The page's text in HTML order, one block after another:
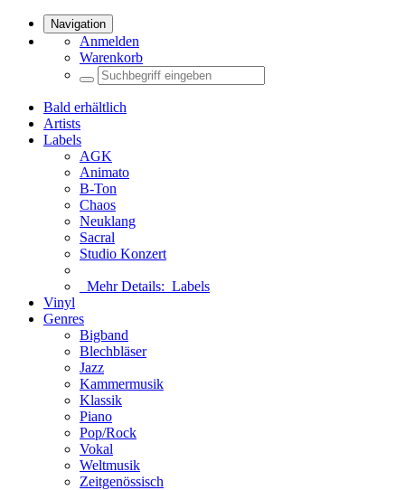
Navigation
Anmelden
Warenkorb
Bald erhältlich
Artists
Labels
AGK
Animato
B-Ton
Chaos
Neuklang
Sacral
Studio Konzert
Mehr Details: Labels
Vinyl
Genres
Bigband
Blechbläser
Jazz
Kammermusik
Klassik
Piano
Pop/Rock
Vokal
Weltmusik
Zeitgenössisch